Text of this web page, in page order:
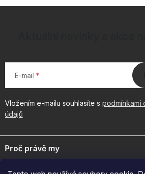
E-mail
Vložením e-mailu souhlasíte s podmínkami
údajů
á
pProč právě my